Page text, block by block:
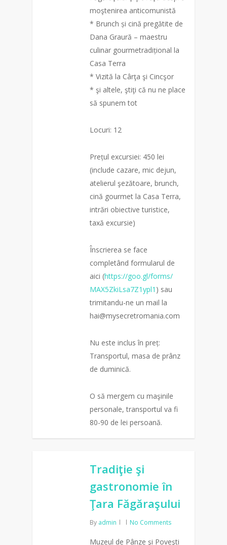
moştenirea anticomunistă
* Brunch și cină pregătite de
Dana Graură – maestru
culinar gourmetradițional la
Casa Terra
* Vizită la Cârţa şi Cincşor
* şi altele, ştiţi că nu ne place
să spunem tot
Locuri: 12
Prețul excursiei: 450 lei
(include cazare, mic dejun,
atelierul şezătoare, brunch,
cină gourmet la Casa Terra,
intrări obiective turistice,
taxă excursie)
Înscrierea se face
completând formularul de
aici (https://goo.gl/forms/
MAX5ZkiLsa7Z1ypl1 ) sau
trimitandu-ne un mail la
hai@mysecretromania.com
Nu este inclus în preț:
Transportul, masa de prânz
de duminică.
O să mergem cu maşinile
personale, transportul va fi
80-90 de lei persoană.
Tradiţie şi
gastronomie în
Ţara Făgăraşului
By admin No Comments
Muzeul de Pânze şi Poveşti